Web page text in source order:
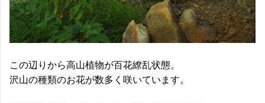
この辺りから高山植物が百花繚乱状態。
沢山の種類のお花が数多く咲いています。